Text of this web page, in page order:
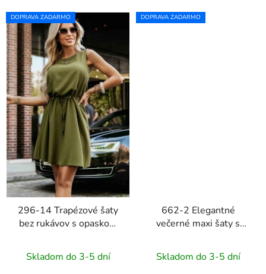
DOPRAVA ZADARMO
296-14 Trapézové šaty
bez rukávov s opaskom
zelené
Skladom do 3-5 dní
DOPRAVA ZADARMO
662-2 Elegantné
večerné maxi šaty s
- čierne
Skladom do 3-5 dní